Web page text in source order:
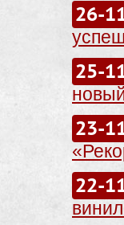
26-
25-
23-
22-